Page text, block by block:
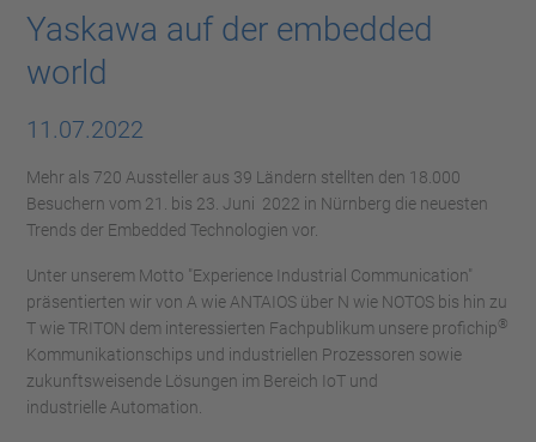
Yaskawa auf der embedded
world
11.07.2022
Mehr als 720 Aussteller aus 39 Ländern stellten den 18.000
Besuchern vom 21. bis 23. Juni 2022 in Nürnberg die neuesten
Trends der Embedded Technologien vor.
Unter unserem Motto "Experience Industrial Communication"
präsentierten wir von A wie ANTAIOS über N wie NOTOS bis hin zu
T wie TRITON dem interessierten Fachpublikum unsere profichip®
Kommunikationschips und industriellen Prozessoren sowie
zukunftsweisende Lösungen im Bereich IoT und
industrielle Automation.